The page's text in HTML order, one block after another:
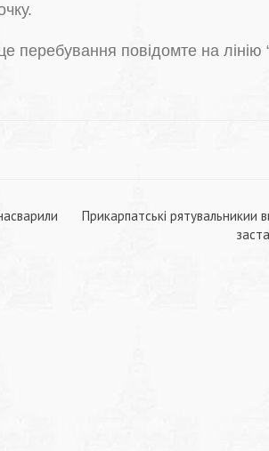
перебування повідомте на лінію
Прикарпатські рятувальникии